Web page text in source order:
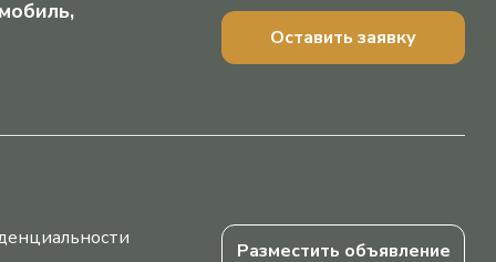
Оставить заявку
Разместить объявление